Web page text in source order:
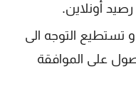
أونلاين.
خلال 7 ايام و تستطيع التوجه الى
على الموافقة